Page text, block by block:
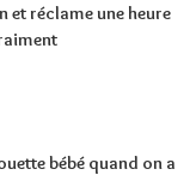
et réclame une heure
bébé quand on a